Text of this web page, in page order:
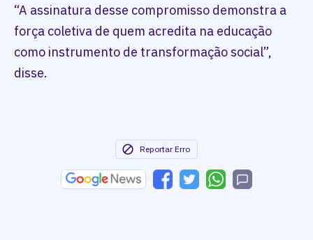
“A assinatura desse compromisso demonstra a
força coletiva de quem acredita na educação
como instrumento de transformação social”,
disse.
Reportar Erro